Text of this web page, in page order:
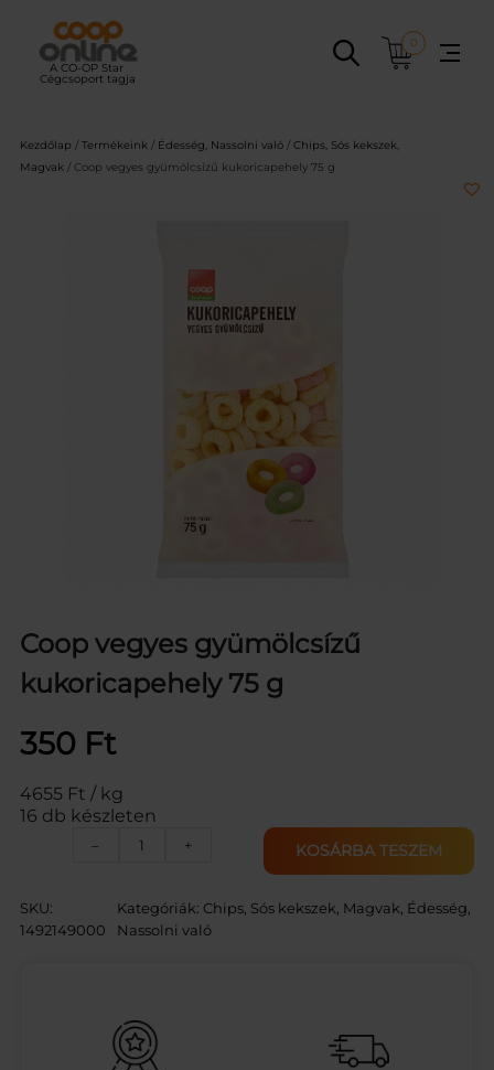
tartalomhoz
0
Kezdőlap / Termékeink / Édesség, Nassolni való / Chips, Sós kekszek,
Magvak / Coop vegyes gyümölcsízű kukoricapehely 75 g
Coop vegyes gyümölcsízű
kukoricapehely 75 g
350 Ft
4655 Ft / kg
16 db készleten
–
C
P
K
I
C
+ KOSÁRBA TESZEM
SKU:
1492149000
Kategóriák: Chips, Sós kekszek, Magvak Édesség,
Nassolni való